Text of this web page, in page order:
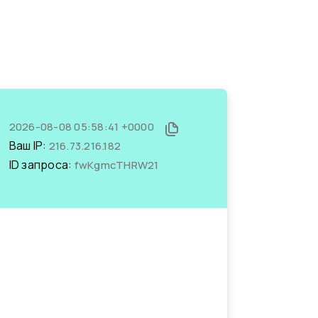
2026-08-08 05:58:41 +0000
Ваш IP: 216.73.216.182
ID запроса: fwKgmcTHRW21